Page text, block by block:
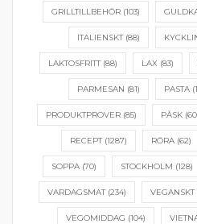
GRILLTILLBEHÖR (103)
ITALIENSKT(88)
LAKTOSFRITT(88) LAX (83)
PARMESAN (81) PASTA
PRODUKTPROVER(85) PÅSK
RECEPT(1287) RÖRA(62)
SOPPA(70) STOCKHOLM (128)
VARDAGSMAT(234) VEGANSKT
VEGOMIDDAG (104)